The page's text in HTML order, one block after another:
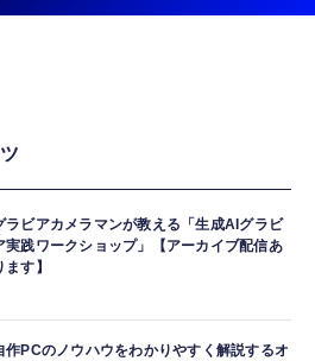
ラビアカメラマンが教える「生成AIグラビ
実践ワークショップ」【アーカイブ配信あ
ます】
作PCのノウハウをわかりやすく解説するオ